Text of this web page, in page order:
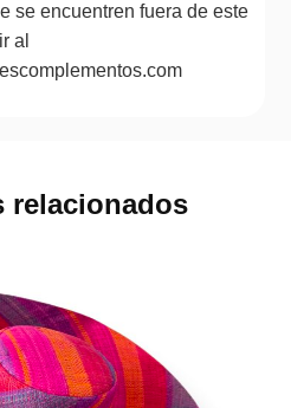
se encuentren fuera de este
al
relacionados